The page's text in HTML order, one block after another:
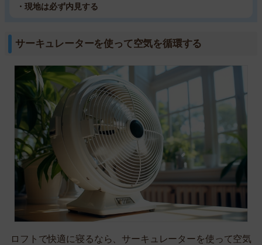
・現地は必ず内見する
サーキュレーターを使って空気を循環する
ロフトで快適に寝るなら、サーキュレーターを使って空気